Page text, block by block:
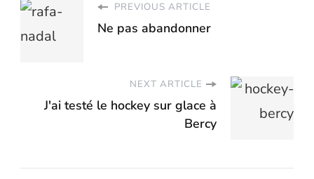
PREVIOUS ARTICLE
Ne pas abandonner
NEXT ARTICLE
J'ai testé le hockey sur glace à
Bercy